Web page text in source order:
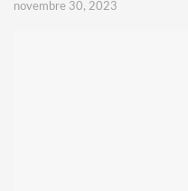
novembre 30, 2023